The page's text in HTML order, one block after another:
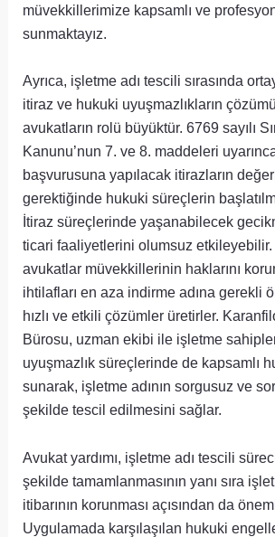
müvekkillerimize kapsamlı ve
sunmaktayız.
Ayrıca, işletme adı tescili sırasında
itiraz ve hukuki uyuşmazlıkların
avukatların rolü büyüktür. 6769 sayılı
Kanunu’nun 7. ve 8. maddeleri
başvurusuna yapılacak itirazların
gerektiğinde hukuki süreçlerin
İtiraz süreçlerinde yaşanabilecek
ticari faaliyetlerini olumsuz
avukatlar müvekkillerinin haklarını
ihtilafları en aza indirme adına gerekli
hızlı ve etkili çözümler üretirler.
Bürosu, uzman ekibi ile işletme
uyuşmazlık süreçlerinde de kapsamlı
sunarak, işletme adının sorgusuz ve
şekilde tescil edilmesini sağlar.
Avukat yardımı, işletme adı tescili
şekilde tamamlanmasının yanı sıra
itibarının korunması açısından da
Uygulamada karşılaşılan hukuki